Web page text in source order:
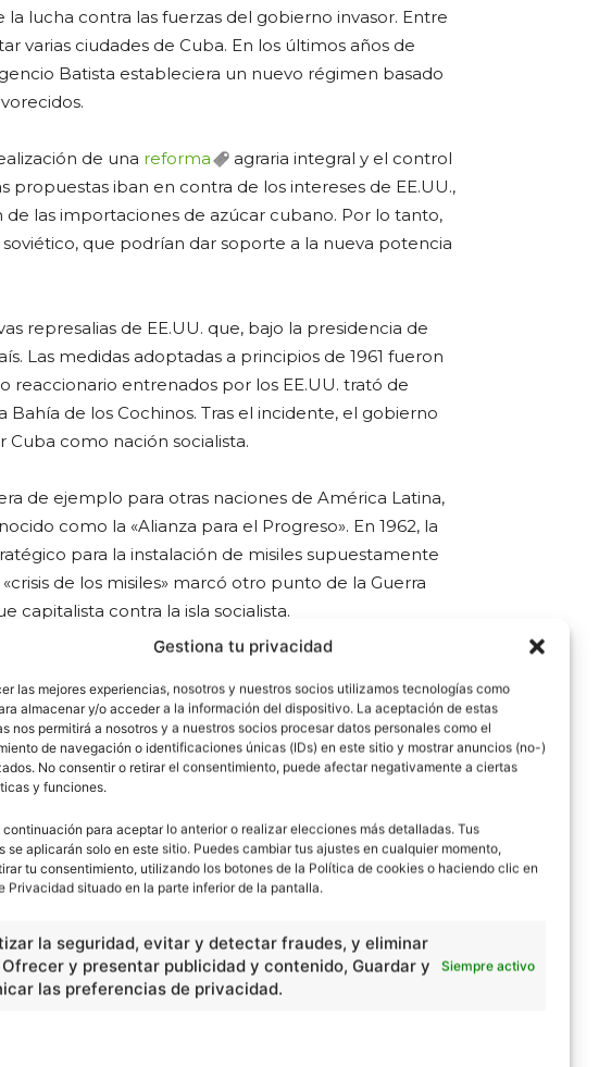
Gestiona tu privacidad
las mejores experiencias, nosotros y nuestros socios utilizamos tecnologías como
almacenar y/o acceder a la información del dispositivo. La aceptación de estas
nos permitirá a nosotros y a nuestros socios procesar datos personales como el
de navegación o identificaciones únicas (IDs) en este sitio y mostrar anuncios (no-)
No consentir o retirar el consentimiento, puede afectar negativamente a ciertas
y funciones.
para aceptar lo anterior o realizar elecciones más detalladas. Tus
se aplicarán solo en este sitio. Puedes cambiar tus ajustes en cualquier momento,
tu consentimiento, utilizando los botones de la Política de cookies o haciendo clic en
Privacidad situado en la parte inferior de la pantalla.
la seguridad, evitar y detectar fraudes, y eliminar
y presentar publicidad y contenido, Guardar y
las preferencias de privacidad.
Siempre activo
lucha contra las fuerzas del gobierno invasor. Entre
varias ciudades de Cuba. En los últimos años de
Batista estableciera un nuevo régimen basado
de una reforma
agraria integral y el control
propuestas iban en contra de los intereses de EE.UU.,
las importaciones de azúcar cubano. Por lo tanto,
que podrían dar soporte a la nueva potencia
represalias de EE.UU. que, bajo la presidencia de
Las medidas adoptadas a principios de 1961 fueron
entrenados por los EE.UU. trató de
de los Cochinos. Tras el incidente, el gobierno
Cuba como nación socialista.
de ejemplo para otras naciones de América Latina,
como la «Alianza para el Progreso». En 1962, la
para la instalación de misiles supuestamente
de los misiles» marcó otro punto de la Guerra
capitalista contra la isla socialista.
dependencia de los países socialistas y, durante
y ayudas firmadas con la Unión Soviética. Durante
la salud habían establecido una importante mejora en
la caída del bloque socialista pidió la revisión de la
y la elección del presidente Barack Obama,
acercamiento entre Cuba y los Estados Unidos de
-